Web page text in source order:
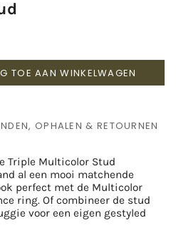
TOE AAN WINKELWAGEN
OPHALEN & RETOURNEN
Triple Multicolor Stud
al een mooi matchende
perfect met de Multicolor
ring. Of combineer de stud
voor een eigen gestyled